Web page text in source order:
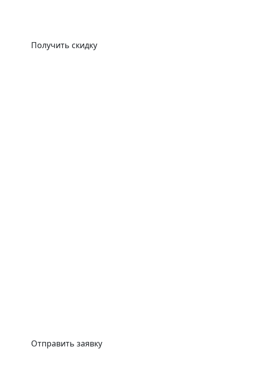
Получить скидку
Отправить заявку